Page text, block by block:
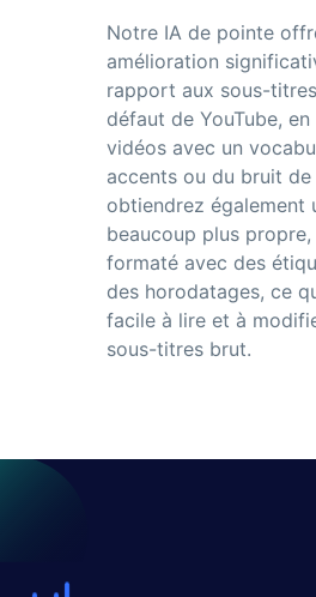
Notre IA de pointe
amélioration
rapport aux sous-
défaut de YouTube,
vidéos avec un
accents ou du bruit
obtiendrez également
beaucoup plus
formaté avec des
des horodatages, ce
facile à lire et à
sous-titres brut.